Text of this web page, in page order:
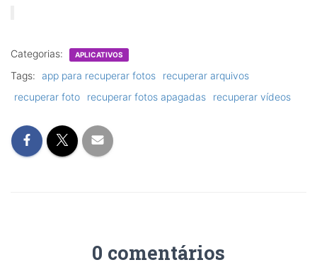
Categorias: APLICATIVOS
Tags: app para recuperar fotos
recuperar arquivos
recuperar foto
recuperar fotos apagadas recuperar vídeos
0 comentários